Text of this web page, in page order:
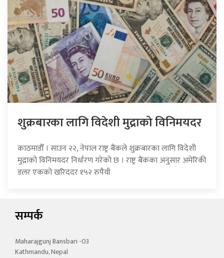
शुक्रबारका लागि विदेशी मुद्राको विनिमयदर
काठमाडौँ । साउन २२, नेपाल राष्ट्र बैंकले शुक्रबारका लागि विदेशी
मुद्राको विनिमयदर निर्धारण गरेको छ । राष्ट्र बैंकका अनुसार अमेरिकी
डलर एकको खरिददर १५२ रुपैयाँ
सम्पर्क
Maharajgunj Bansbari -03
Kathmandu, Nepal